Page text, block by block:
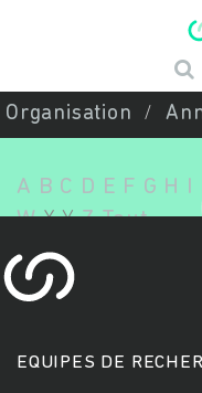
Organisation
A B C D E F G H
W X Y Z Tout
EQUIPES DE